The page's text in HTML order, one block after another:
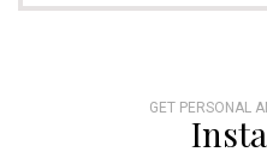
GET PERSONAL